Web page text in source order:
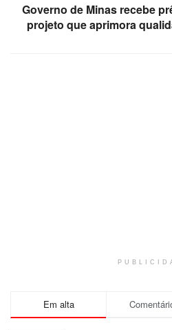
Governo de Minas recebe
projeto que aprimora
Em alta